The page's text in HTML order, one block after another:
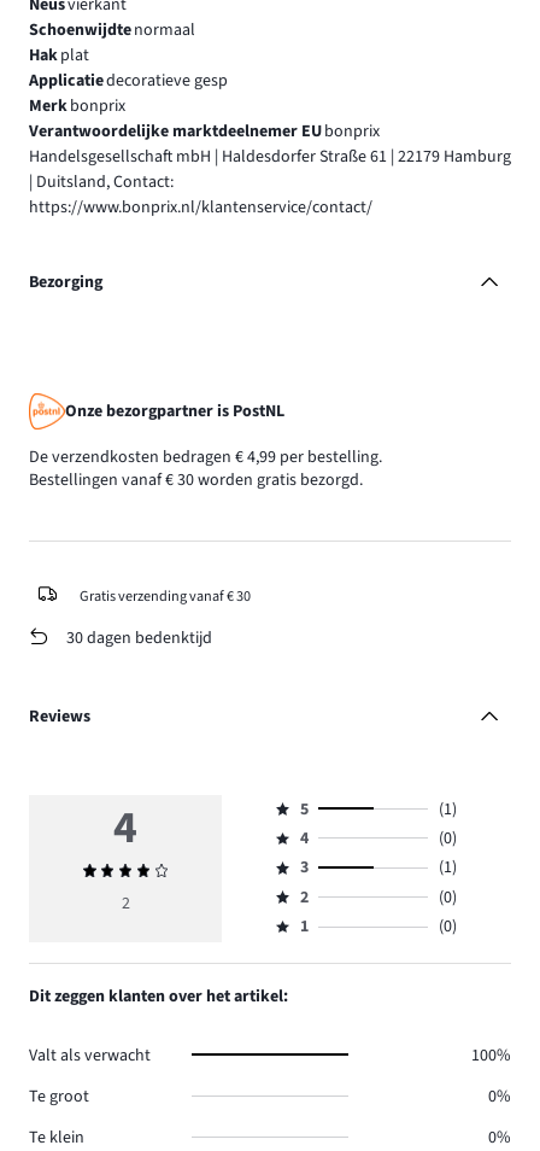
Schoenwijdtenormaal
Hakplat
Applicatiedecoratieve gesp
Merkbonprix
Verantwoordelijke marktdeelnemer EUbonprix
Handelsgesellschaft mbH | Haldesdorfer Straße 61 | 22179 Hamburg
| Duitsland, Contact:
https://www.bonprix.nl/klantenservice/contact/
Bezorging
Onze bezorgpartner is PostNL
De verzendkosten bedragen € 4,99 per bestelling.
Bestellingen vanaf € 30 worden gratis bezorgd.
Gratis verzending vanaf € 30
30 dagen bedenktijd
Reviews
4
Gemiddelde
beoordeling
2
Beoordeling
5,
aantal
reviews
1.
5
(1)
Beoordeling
4,
aantal
reviews
4
(0)
Beoordeling
3,
aantal
3
(1)
Beoordeling
2,
0.
2
(0)
Beoordeling
1,
aantal
reviews
1 (0)
Dit zeggen klanten over het artikel:
Valt als verwacht
100%
Te groot
0%
Te klein
0%